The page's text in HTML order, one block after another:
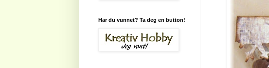
Har du vunnet? Ta deg en button!